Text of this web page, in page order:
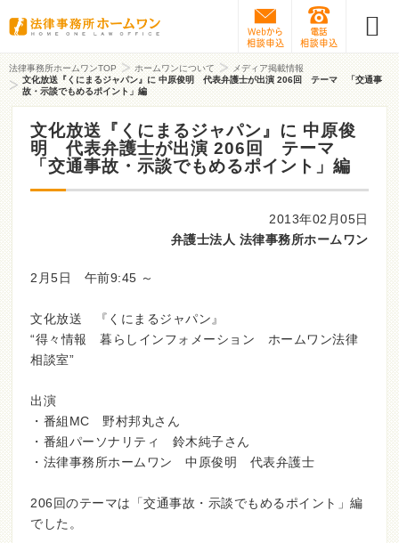
Webから相談予約
法律事務所ホームワンTOP ホームワンについて
メディア掲載情報
文化放送『くにまるジャパン』に 中原俊明 代表弁護士が出演 206回 テーマ 「交通事
故・示談でもめるポイント」編
文化放送『くにまるジャパン』に 中原俊
明 代表弁護士が出演 206回 テーマ
「交通事故・示談でもめるポイント」編
2013年02月05日
弁護士法人 法律事務所ホームワン
2月5日 午前9:45 ～
文化放送 『くにまるジャパン』
“得々情報 暮らしインフォメーション ホームワン法律
相談室”
出演
・番組MC 野村邦丸さん
・番組パーソナリティ 鈴木純子さん
・法律事務所ホームワン 中原俊明 代表弁護士
206回のテーマは「交通事故・示談でもめるポイント」編
でした。